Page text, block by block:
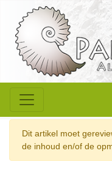
Dit artikel moet
de inhoud en/of de